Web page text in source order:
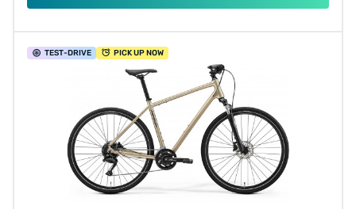
TEST-DRIVE PICK UP NOW